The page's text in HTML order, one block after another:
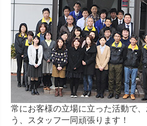
常にお客様の立場に立った活動で
う、スタッフ一同頑張ります！